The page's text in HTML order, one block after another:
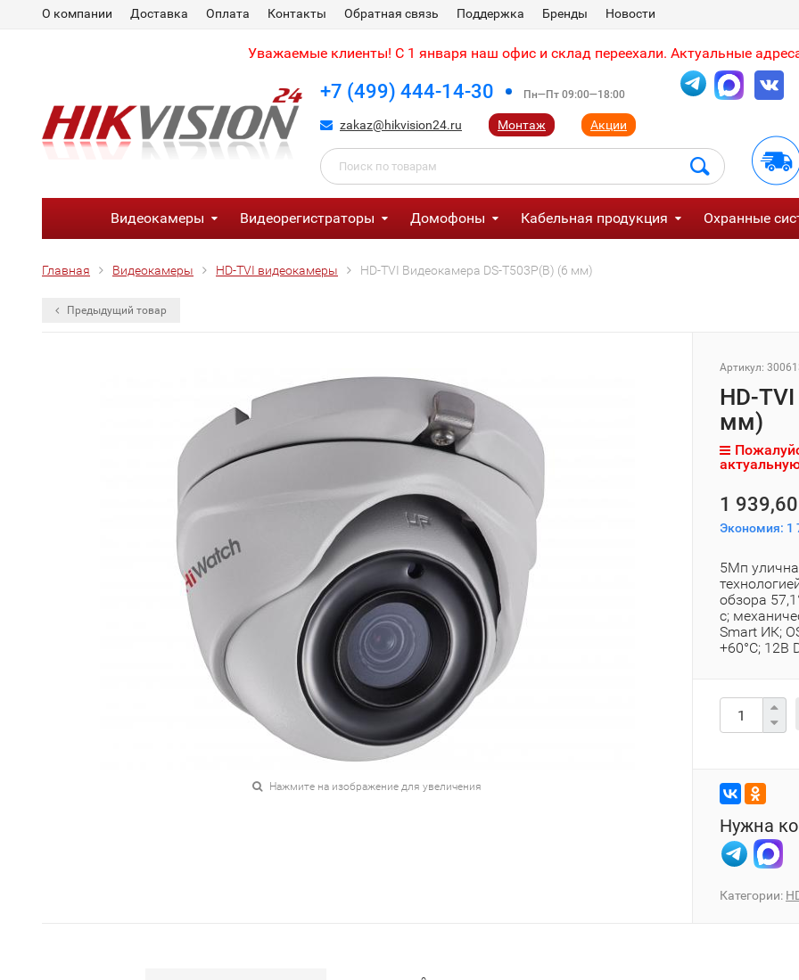
О компании Доставка Оплата Контакты Обратная связь Поддержка Бренды Новости
Уважаемые клиенты! С 1 января наш офис и склад переехали. Актуальные
+7 (499) 444-14-30 Пн—Пт 09:00—18:00
zakaz@hikvision24.ru Монтаж Акции
Видеокамеры Видеорегистраторы Домофоны Кабельная продукция Охранные
Главная Видеокамеры HD-TVI видеокамеры HD-TVI Видеокамера DS-T503P(B) (6 мм)
Предыдущий товар
Нажмите на изображение для увеличения
Артикул:
HD-
мм)
1
Экономия: 1
5Мп
обзора
с;
Smart ИК;
+60°С; 12В
Нужна
Категории: